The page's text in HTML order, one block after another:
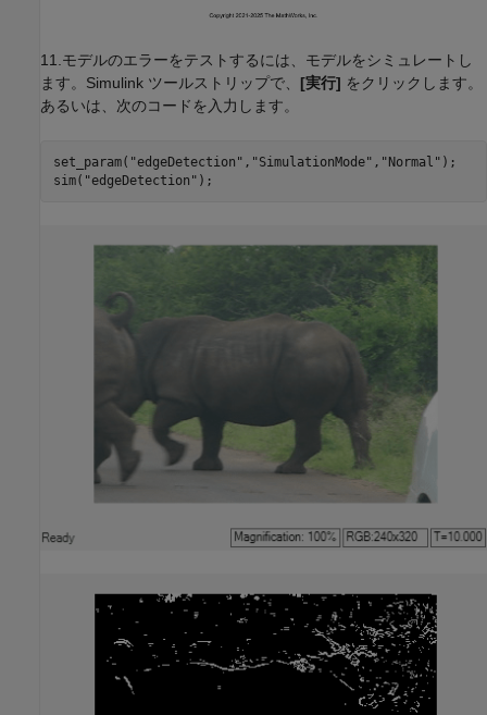
11.モデルのエラーをテストするには、モデルをシミュレートし
ます。Simulink ツールストリップで、 [実行] をクリックします。
あるいは、次のコードを入力します。
set_param( "edgeDetection" , "SimulationMode" , "Normal" );
sim( "edgeDetection"